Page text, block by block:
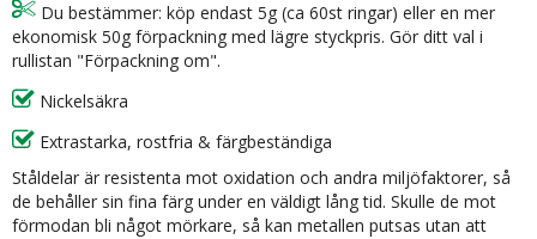
Du bestämmer: köp endast 5g (ca 60st ringar) eller en mer
ekonomisk 50g förpackning med lägre styckpris. Gör ditt val i
rullistan "Förpackning om".
Nickelsäkra
Extrastarka, rostfria & färgbeständiga
Ståldelar är resistenta mot oxidation och andra miljöfaktorer, så
de behåller sin fina färg under en väldigt lång tid. Skulle de mot
förmodan bli något mörkare, så kan metallen putsas utan att